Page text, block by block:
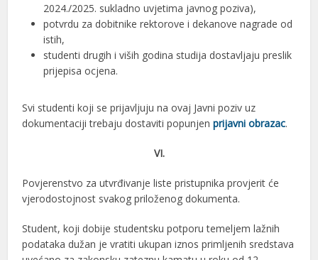
2024./2025. sukladno uvjetima javnog poziva),
potvrdu za dobitnike rektorove i dekanove nagrade od
istih,
studenti drugih i viših godina studija dostavljaju preslik
prijepisa ocjena.
Svi studenti koji se prijavljuju na ovaj Javni poziv uz
dokumentaciji trebaju dostaviti popunjenprijavni obrazac.
VI.
Povjerenstvo za utvrđivanje liste pristupnika provjerit će
vjerodostojnost svakog priloženog dokumenta.
Student, koji dobije studentsku potporu temeljem lažnih
podataka dužan je vratiti ukupan iznos primljenih sredstava